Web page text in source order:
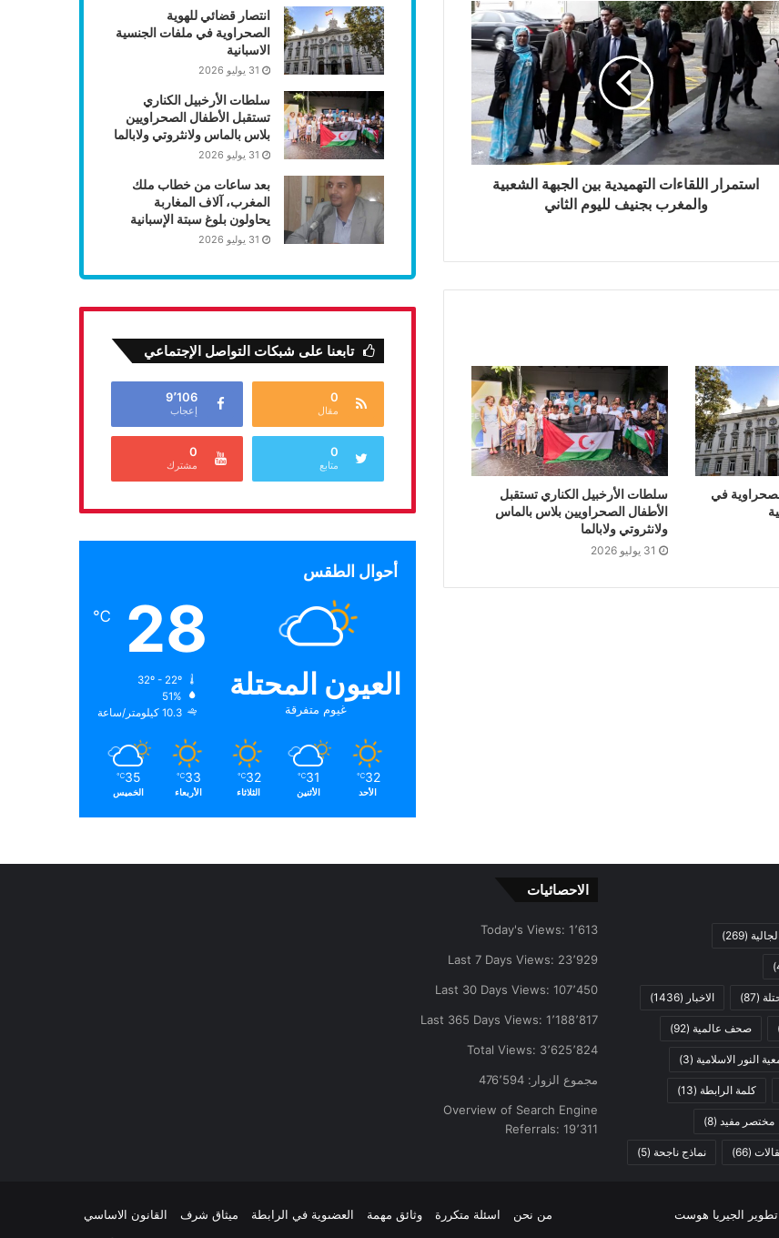
استمرار اللقاءات التهميدية بين الجبهة الشعبية
والمغرب بجنيف لليوم الثاني
في
سلطات الأرخبيل الكناري تستقبل
الأطفال الصحراويين بلاس بالماس
ولانثروتي ولابالما
31 يوليو 2026
انتصار قضائي للهوية
الصحراوية في ملفات الجنسية
الاسبانية
31 يوليو 2026
سلطات الأرخبيل الكناري
تستقبل الأطفال الصحراويين
بلاس بالماس ولانثروتي ولابالما
31 يوليو 2026
بعد ساعات من خطاب ملك
المغرب، آلاف المغاربة
يحاولون بلوغ سبتة الإسبانية
31 يوليو 2026
تابعنا على شبكات التواصل الإجتماعي
0
مقال
9٬106
إعجاب
0
متابع
0
مشترك
أحوال الطقس
العيون المحتلة
غيوم متفرقة
28
℃
51%
10.3 كيلومتر/ساعة
32
℃
الأحد
31
℃
الأثنين
32
℃
الثلاثاء
33
℃
الأربعاء
35
℃
الخميس
(269)
(87) الاخبار (1436)
صحف عالمية (92)
النور الاسلامية (3)
كلمة الرابطة (13)
مختصر مفيد (8)
(66) نماذج ناجحة (5)
الاحصائيات
Today's Views: 1٬613
Last 7 Days Views: 23٬929
Last 30 Days Views: 107٬450
Last 365 Days Views: 1٬188٬817
Total Views: 3٬625٬824
مجموع الزوار: 476٬594
Overview of Search Engine
Referrals: 19٬311
تطوير الجيريا هوست من نحن اسئلة متكررة وثائق مهمة العضىوية في الرابطة ميثاق شرف
القانون الاساسي